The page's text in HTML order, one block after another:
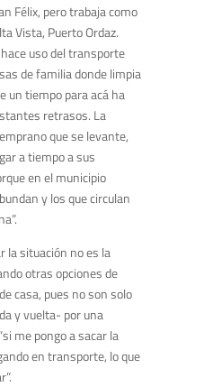
Félix, pero trabaja como
Vista, Puerto Ordaz.
uso del transporte
de familia donde limpia
un tiempo para acá ha
retrasos. La
que se levante,
a tiempo a sus
en el municipio
y los que circulan
la situación no es la
otras opciones de
casa, pues no son solo
y vuelta- por una
me pongo a sacar la
en transporte, lo que